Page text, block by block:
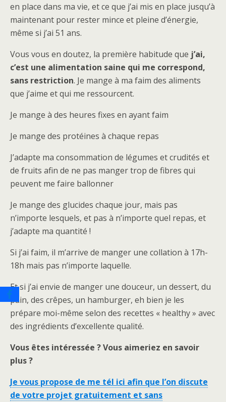
en place dans ma vie, et ce que j’ai mis en place jusqu’à
maintenant pour rester mince et pleine d’énergie,
même si j’ai 51 ans.
​​Vous vous en doutez, la première habitude que j’ai,
c’est une alimentation saine qui me correspond,
sans restriction. Je mange à ma faim des aliments
que j’aime et qui me ressourcent.
Je mange à des heures fixes en ayant faim
Je mange des protéines à chaque repas
J’adapte ma consommation de légumes et crudités et
de fruits afin de ne pas manger trop de fibres qui
peuvent me faire ballonner
Je mange des glucides chaque jour, mais pas
n’importe lesquels, et pas à n’importe quel repas, et
j’adapte ma quantité !
Si j’ai faim, il m’arrive de manger une collation à 17h-
18h mais pas n’importe laquelle.
Et si j’ai envie de manger une douceur, un dessert, du
pain, des crêpes, un hamburger, eh bien je les
prépare moi-même selon des recettes « healthy » avec
des ingrédients d’excellente qualité.
Vous êtes intéressée ? Vous aimeriez en savoir
plus ?
Je vous propose de me tél ici afin que l’on discute
de votre projet gratuitement et sans